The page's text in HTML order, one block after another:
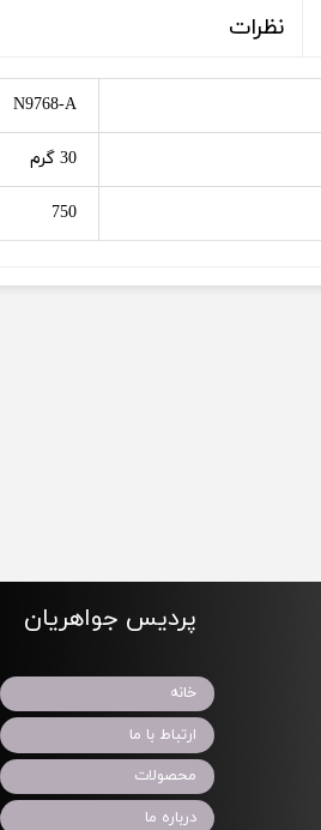
نظرات
N9768-A
30 گرم
750
پردیس جواهریان
خانه
ارتباط با ما
محصولات
درباره ما